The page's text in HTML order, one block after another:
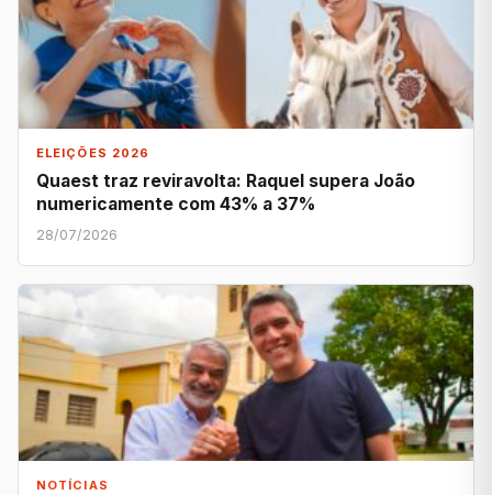
ELEIÇÕES 2026
Quaest traz reviravolta: Raquel supera João
numericamente com 43% a 37%
28/07/2026
NOTÍCIAS